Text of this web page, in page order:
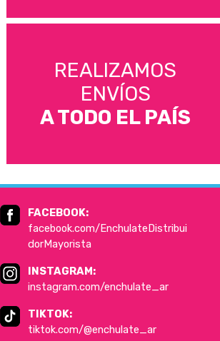
REALIZAMOS
ENVÍOS
A TODO EL PAÍS
FACEBOOK:
facebook.com/EnchulateDistribui
dorMayorista
INSTAGRAM:
instagram.com/enchulate_ar
TIKTOK:
tiktok.com/@enchulate_ar